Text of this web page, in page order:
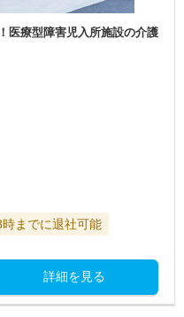
医療型障害児入所施設の介護
時までに退社可能
詳細を見る